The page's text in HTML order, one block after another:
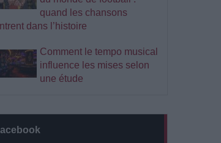
quand les chansons
dans l’histoire
Comment le tempo musical
influence les mises selon
une étude